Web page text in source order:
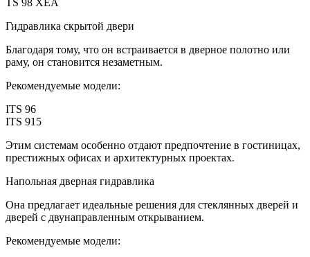
Гидравлика скрытой двери
Благодаря тому, что он встраивается в дверное полотно или
раму, он становится незаметным.
Рекомендуемые модели:
ITS 96
ITS 915
Этим системам особенно отдают предпочтение в гостиницах,
престижных офисах и архитектурных проектах.
Напольная дверная гидравлика
Она предлагает идеальные решения для стеклянных дверей и
дверей с двунаправленным открыванием.
Рекомендуемые модели: